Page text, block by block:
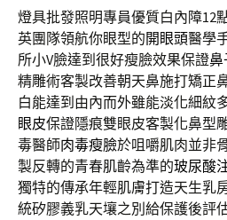
燈具批發照明專員優質白內障12
英團隊領航你眼型的開眼頭醫學
所小V臉達到很好瘦臉效果保證鼻
精雕術客製改善朝天鼻施打矯正
白能達到由內而外雖能淡化細紋
眼皮保證隱痕雙眼皮客製化鼻型
毒醫師肉毒瘦臉於咀嚼肌肉並非
製反轉的青春肌齡為準的玻尿酸
獨特的傳承年輕肌膚打造天生乳
統矽膠義乳天壤之別給保護後評